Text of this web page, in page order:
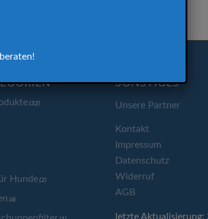
(32)
Hunde (2)
(6)
SONSTIGES
Unsere Partner
Kontakt
Impressum
Datenschutz
Widerruf
AGB
letzte Aktualisierung: